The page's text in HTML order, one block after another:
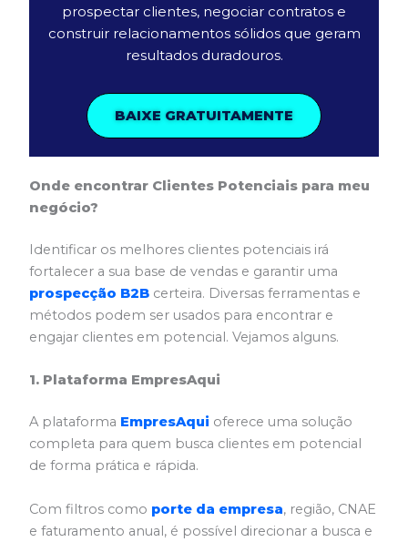
prospectar clientes, negociar contratos e
construir relacionamentos sólidos que geram
resultados duradouros.
BAIXE GRATUITAMENTE
Onde encontrar Clientes Potenciais para meu
negócio?
Identificar os melhores clientes potenciais irá
fortalecer a sua base de vendas e garantir uma
prospecção B2Bcerteira. Diversas ferramentas e
métodos podem ser usados para encontrar e
engajar clientes em potencial. Vejamos alguns.
1. Plataforma EmpresAqui
A plataforma EmpresAqui oferece uma solução
completa para quem busca clientes em potencial
de forma prática e rápida.
Com filtros como porte da empresa, região, CNAE
e faturamento anual, é possível direcionar a busca e